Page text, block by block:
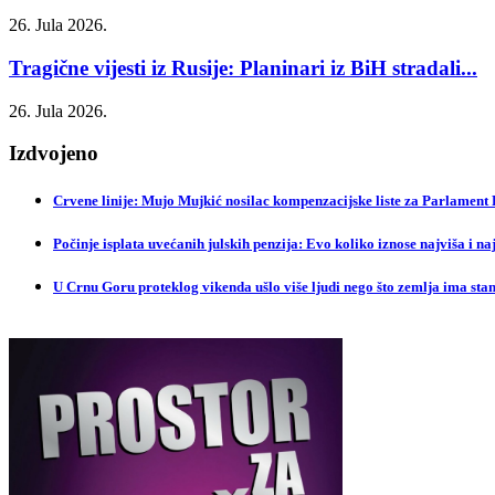
26. Jula 2026.
Tragične vijesti iz Rusije: Planinari iz BiH stradali...
26. Jula 2026.
Izdvojeno
Crvene linije: Mujo Mujkić nosilac kompenzacijske liste za Parlament
Počinje isplata uvećanih julskih penzija: Evo koliko iznose najviša i
U Crnu Goru proteklog vikenda ušlo više ljudi nego što zemlja ima